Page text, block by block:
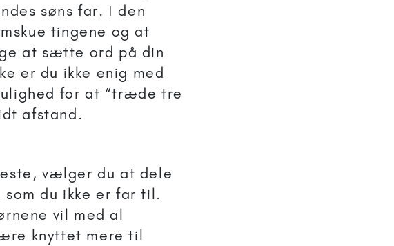
søns far. I den
tingene og at
at sætte ord på din
er du ikke enig med
for at “træde tre
afstand.
vælger du at dele
du ikke er far til.
vil med al
knyttet mere til